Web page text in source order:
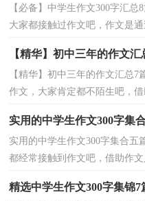
【必备】中学生作文300字汇
大家都接触过作文吧，作文是
【精华】初中三年的作文汇
【精华】初中三年的作文汇总
作文，大家肯定都不陌生吧，
实用的中学生作文300字集
实用的中学生作文300字集合五
都经常接触到作文吧，借助作
精选中学生作文300字集锦7